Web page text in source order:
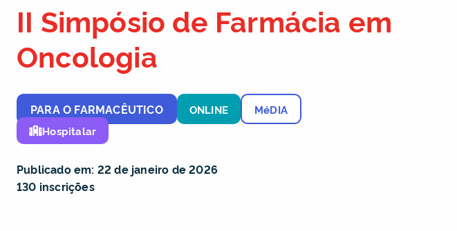
II Simpósio de Farmácia em
Oncologia
PARA O FARMACÊUTICO ONLINE
MéDIA
Hospitalar
Publicado em: 22 de janeiro de 2026
130 inscrições